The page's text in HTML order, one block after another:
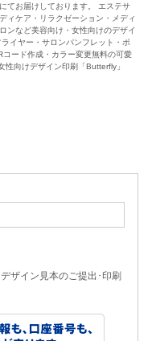
てお届けしております。 エステサ
ィケア・リラクゼーション・メディ
ンなど美容向け・女性向けのデザイ
イヤー・サロンパンフレット・ポ
ード作成・カラー変更無料の可愛
向けデザイン印刷「Butterfly」
ザイン見本のご提出･印刷